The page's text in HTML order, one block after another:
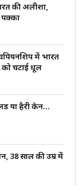
की अलीशा,
पक्का
में भारत
को चटाई धूल
या हैरी केन…
38 साल की उम्र में